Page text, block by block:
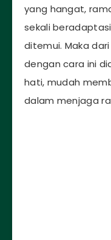
yang hangat,
sekali
ditemui. Maka
dengan cara ini
hati, mudah
dalam menjaga